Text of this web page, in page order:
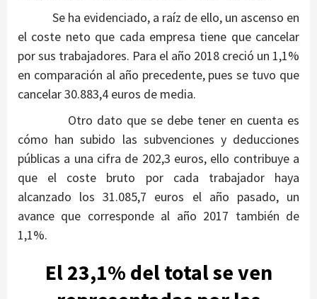
Se ha evidenciado, a raíz de ello, un ascenso en
el coste neto que cada empresa tiene que cancelar
por sus trabajadores. Para el año 2018 creció un 1,1%
en comparación al año precedente, pues se tuvo que
cancelar 30.883,4 euros de media.
Otro dato que se debe tener en cuenta es
cómo han subido las subvenciones y deducciones
públicas a una cifra de 202,3 euros, ello contribuye a
que el coste bruto por cada trabajador haya
alcanzado los 31.085,7 euros el año pasado, un
avance que corresponde al año 2017 también de
1,1%.
El 23,1% del total se ven